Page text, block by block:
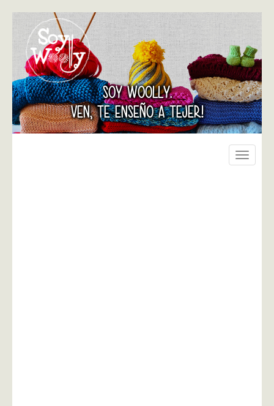
SOY WOOLLY.
VEN, TE ENSEÑO A TEJER!
Toggle